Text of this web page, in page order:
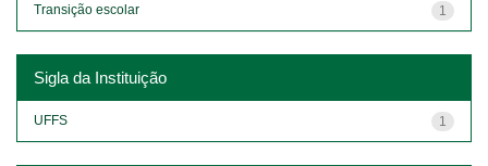
1
Transição escolar
Sigla da Instituição
1
UFFS